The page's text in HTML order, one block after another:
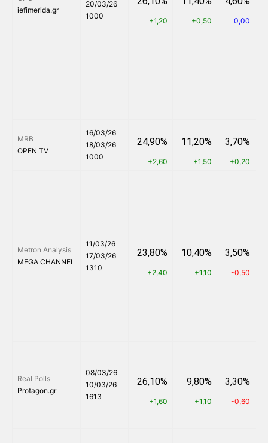
iefimerida.gr
20/03/26
1000
+1,20 +0,50 0,00
MRB
OPEN TV
16/03/26
18/03/26
1000
24,90%
+2,60
11,20%
+1,50
3,70%
+0,20
Metron Analysis
MEGA CHANNEL
11/03/26
17/03/26
1310
23,80%
+2,40
10,40%
+1,10
3,50%
-0,50
Real Polls
Protagon.gr
08/03/26
10/03/26
1613
26,10%
+1,60
9,80%
+1,10
3,30%
-0,60